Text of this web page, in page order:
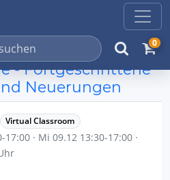
0
- Fortgeschrittene
Neuerungen
Virtual Classroom
· Mi 09.12 13:30-17:00 ·